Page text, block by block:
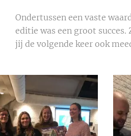
Ondertussen een vaste
editie was een groot
jij de volgende keer ook